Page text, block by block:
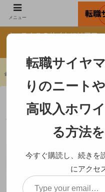
オッス！このサイトにはアフ
ニートやフリータ
めろ！ぜってえホワ
ニート・フリーター
メニュー
転職サイヤ
りのニート
高収入ホワ
る方法
今すぐ購読し、続きを
にアクセ